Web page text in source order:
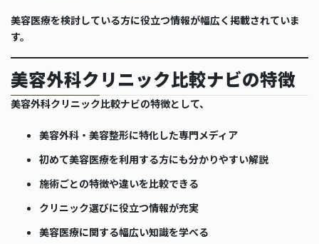
美容医療を検討している方に役立つ情報が幅広く掲載されていま
す。
美容外科クリニック比較ナビの特徴
美容外科クリニック比較ナビの特徴として、
美容外科・美容整形に特化した専門メディア
初めて美容医療を利用する方にも分かりやすい解説
施術ごとの特徴や違いを比較できる
クリニック選びに役立つ情報が充実
美容医療に関する幅広い知識を学べる